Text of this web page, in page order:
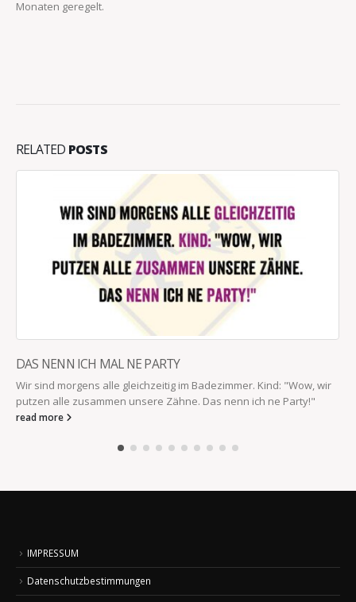
Monaten geregelt.
RELATED POSTS
DAS NENN ICH MAL NE PARTY
Wir sind morgens alle gleichzeitig im Badezimmer. Kind: "Wow, wir
putzen alle zusammen unsere Zähne. Das nenn ich ne Party!"
read more
IMPRESSUM
Datenschutzbestimmungen